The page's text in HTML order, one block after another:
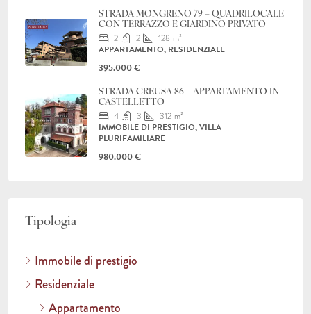
STRADA MONGRENO 79 – QUADRILOCALE
CON TERRAZZO E GIARDINO PRIVATO
2 2 128 m²
APPARTAMENTO, RESIDENZIALE
395.000 €
STRADA CREUSA 86 – APPARTAMENTO IN
CASTELLETTO
4 3 312 m²
IMMOBILE DI PRESTIGIO, VILLA
PLURIFAMILIARE
980.000 €
Tipologia
Immobile di prestigio
Residenziale
Appartamento